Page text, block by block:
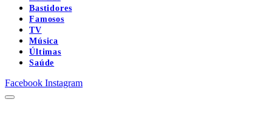
Bastidores
Famosos
TV
Música
Últimas
Saúde
Facebook Instagram